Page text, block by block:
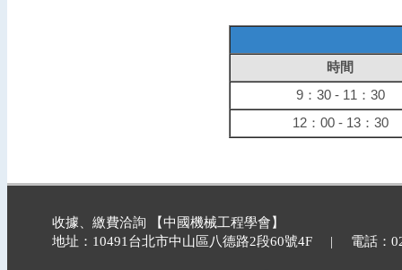
時間
9：30 - 11：30
12：00 - 13：30
收據、繳費洽詢 【中國機械工程學會】
地址：10491台北市中山區八德路2段60號4F | 電話：